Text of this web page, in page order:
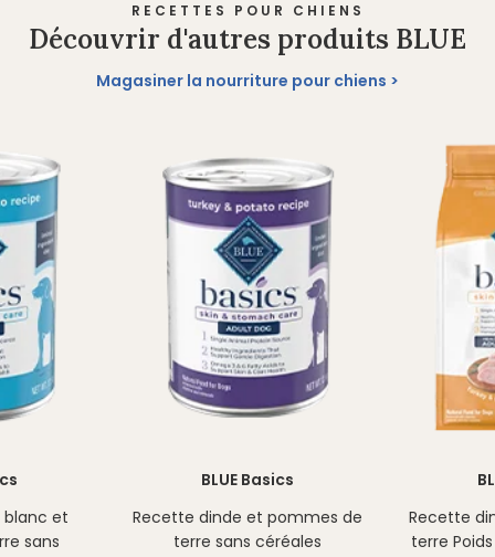
RECETTES POUR CHIENS
Découvrir d'autres produits BLUE
Magasiner la nourriture pour chiens
blanc et
sans
BLUE Basics
Recette dinde et pommes de
terre sans céréales
Recette
terre